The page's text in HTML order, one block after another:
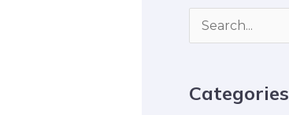
rCategories